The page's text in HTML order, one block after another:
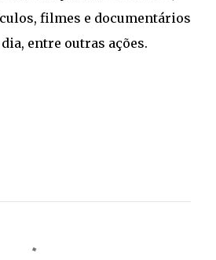
filmes e documentários
entre outras ações.